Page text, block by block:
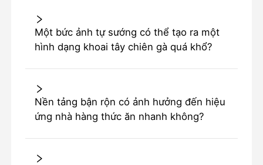
Một bức ảnh tự sướng có thể tạo ra một
hình dạng khoai tây chiên gà quá khổ?
Nền tảng bận rộn có ảnh hưởng đến hiệu
ứng nhà hàng thức ăn nhanh không?